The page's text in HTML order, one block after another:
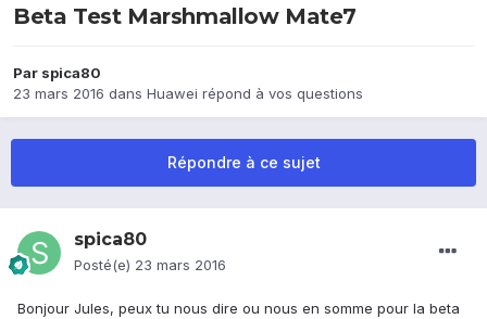
Beta Test Marshmallow Mate7
Par spica80
23 mars 2016 dans Huawei répond à vos questions
Répondre à ce sujet
spica80
Posté(e) 23 mars 2016
Bonjour Jules, peux tu nous dire ou nous en somme pour la beta